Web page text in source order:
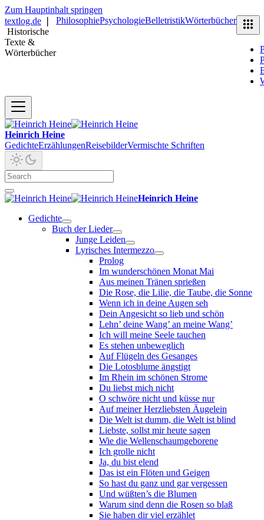
Zum Hauptinhalt springen
textlog.de
Historische
Texte &
Wörterbücher
PhilosophiePsychologieBelletristikWörterbücher
Heinrich Heine
GedichteErzählungenReisebilderVermischte Schriften
Heinrich Heine
Gedichte
Buch der Lieder
Junge Leiden
Lyrisches Intermezzo
Prolog
Im wunderschönen Monat Mai
Aus meinen Tränen sprießen
Die Rose, die Lilie, die Taube, die Sonne
Wenn ich in deine Augen seh
Dein Angesicht so lieb und schön
Lehn’ deine Wang’ an meine Wang’
Ich will meine Seele tauchen
Es stehen unbeweglich
Auf Flügeln des Gesanges
Die Lotosblume ängstigt
Im Rhein im schönen Strome
Du liebst mich nicht
O schwöre nicht und küsse nur
Auf meiner Herzliebsten Äugelein
Die Welt ist dumm, die Welt ist blind
Liebste, sollst mir heute sagen
Wie die Wellenschaumgeborene
Ich grolle nicht
Ja, du bist elend
Das ist ein Flöten und Geigen
So hast du ganz und gar vergessen
Und wüßten’s die Blumen
Warum sind denn die Rosen so blaß
Sie haben dir viel erzählet